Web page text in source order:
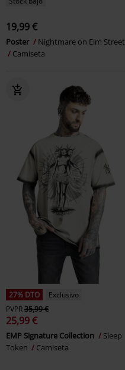
19,99 €
Poster
Nightmare on Elm Street
Camiseta
27% DTO
Exclusivo
PVPR35,99 €
25,99 €
EMP Signature Collection
Sleep
Token
Camiseta